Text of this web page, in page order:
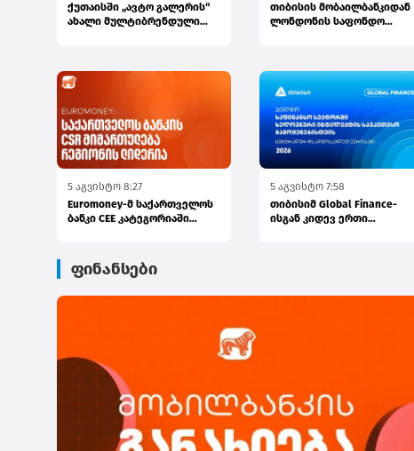
ქუთაისში „ავტო გალერის“
ახალი მულტიბრენდული
თიბისის მობაილბანკიდან
ლონდონის საფონდო
5 აგვისტო 8:27
Euromoney-მ საქართველოს
ბანკი CEE კატეგორიაში
5 აგვისტო 7:58
თიბისიმ Global Finance-
ისგან კიდევ ერთი
ფინანსები